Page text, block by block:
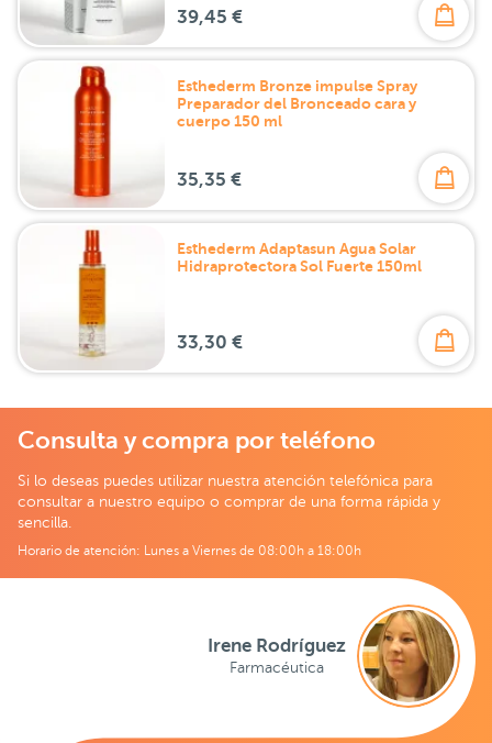
39,45 €
Esthederm Bronze impulse Spray
Preparador del Bronceado cara y
cuerpo 150 ml
35,35 €
Esthederm Adaptasun Agua Solar
Hidraprotectora Sol Fuerte 150ml
33,30 €
Consulta y compra por teléfono
Si lo deseas puedes utilizar nuestra atención telefónica para
consultar a nuestro equipo o comprar de una forma rápida y
sencilla.
Horario de atención: Lunes a Viernes de 08:00h a 18:00h
Irene Rodríguez
Farmacéutica